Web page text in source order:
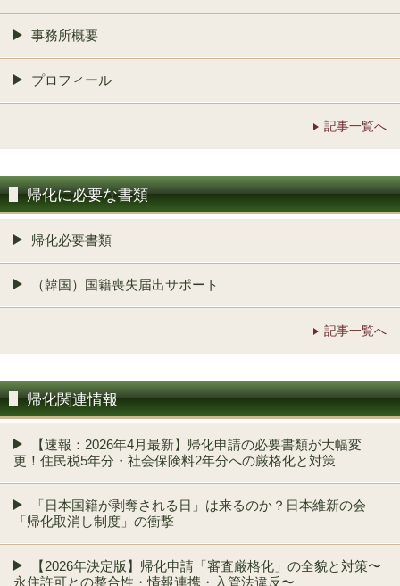
事務所概要
プロフィール
記事一覧へ
帰化に必要な書類
帰化必要書類
（韓国）国籍喪失届出サポート
記事一覧へ
帰化関連情報
【速報：2026年4月最新】帰化申請の必要書類が大幅変
更！住民税5年分・社会保険料2年分への厳格化と対策
「日本国籍が剥奪される日」は来るのか？日本維新の会
「帰化取消し制度」の衝撃
【2026年決定版】帰化申請「審査厳格化」の全貌と対策〜
永住許可との整合性・情報連携・入管法違反〜